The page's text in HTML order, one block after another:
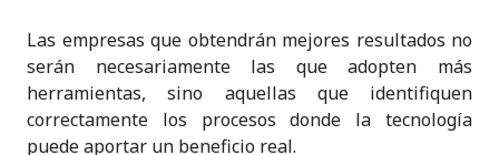
Las empresas que obtendrán mejores resultados no
serán necesariamente las que adopten más
herramientas, sino aquellas que identifiquen
correctamente los procesos donde la tecnología
puede aportar un beneficio real.